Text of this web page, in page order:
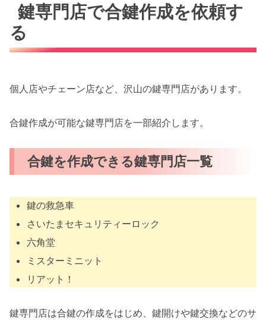
鍵専門店で合鍵作成を依頼す
る
個人店やチェーン店など、沢山の鍵専門店があります。
合鍵作成が可能な鍵専門店を一部紹介します。
合鍵を作成できる鍵専門店一覧
鍵の救急車
さいたまセキュリティーロック
六角堂
ミスターミニット
リアット！
鍵専門店は合鍵の作成をはじめ、鍵開けや鍵交換などのサ